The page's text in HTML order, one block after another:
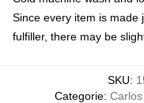
Since every item is made
fulfiller, there may be
SKU:
Categorie: